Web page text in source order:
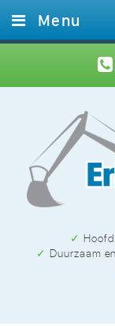
✓
✓ Duurzaam
Menu
Diensten
Materieel
Projecten
Werken bij